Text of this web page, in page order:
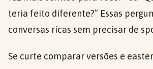
teria feito diferente?” Essas
conversas ricas sem precisar de
Se curte comparar versões e